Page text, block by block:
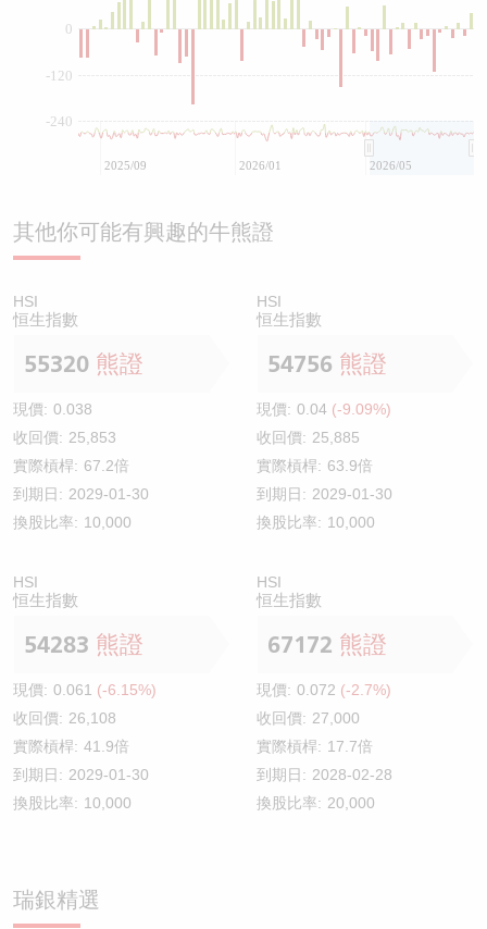
0
-240
-120
2025/09 2026/01 2026/05
其他你可能有興趣的牛熊證
HSI
恒生指數
55320 熊證
現價: 0.038
收回價: 25,853
實際槓桿: 67.2倍
到期日: 2029-01-30
換股比率: 10,000
HSI
恒生指數
54756 熊證
現價: 0.04 (-9.09%)
收回價: 25,885
實際槓桿: 63.9倍
到期日: 2029-01-30
換股比率: 10,000
HSI
恒生指數
54283 熊證
現價: 0.061 (-6.15%)
收回價: 26,108
實際槓桿: 41.9倍
到期日: 2029-01-30
換股比率: 10,000
HSI
恒生指數
67172 熊證
現價: 0.072 (-2.7%)
收回價: 27,000
實際槓桿: 17.7倍
到期日: 2028-02-28
換股比率: 20,000
瑞銀精選